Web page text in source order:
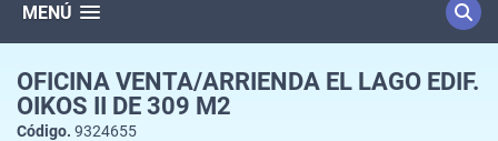
MENÚ
OFICINA VENTA/ARRIENDA EL LAGO EDIF.
OIKOS II DE 309 M2
Código. 9324655